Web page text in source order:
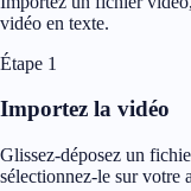
vidéo en texte.
Étape 1
Importez la vidéo
Glissez-déposez un
sélectionnez-le sur votre